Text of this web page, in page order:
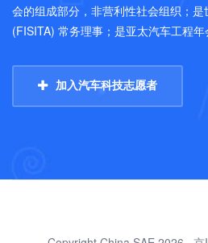
会的组成部分，非营利性社会组织；
(FISITA) 常务理事；是亚太汽车工程年
加入汽车科技志愿者